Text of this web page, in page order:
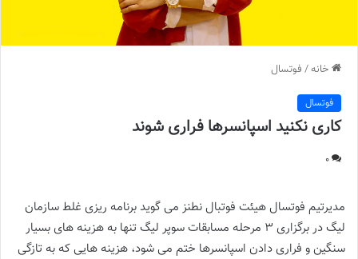
خانه/ فوتسال
فوتسال
کاری نکنید اسپانسرها فراری شوند
0
مدیرتیم فوتسال هیئت فوتبال نطنز می گوید برنامه ریزی غلط سازمان
لیگ در برگزاری 3 مرحله مسابقات سوپر لیگ تنها به هزینه های بسیار
سنگین و فراری دادن اسپانسرها ختم می شود، هزینه هایی که به تازگی